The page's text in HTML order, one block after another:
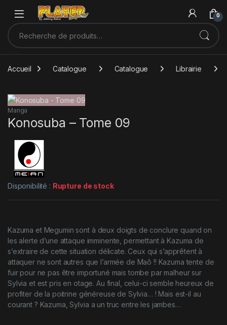
Sauter à la navigation
Skip to content
0
Recherche pour :
Accueil Catalogue Catalogue Librairie
Manga
Konosuba – Tome 09
Disponibilité : Rupture de stock
Kazuma et Megumin sont à deux doigts de conclure quand on
les alerte d’une attaque imminente, permettant à Kazuma de
s’extraire de cette situation délicate. Ceux qui s’apprêtent à
attaquer ne sont autres que l’armée de Maô !! Kazuma tente de
fuir pour ne pas être importuné mais tombe par malheur sur
Sylvia et est pris en otage. Au final, celui-ci semble heureux de
profiter de la poitrine généreuse de Sylvia… ! Mais est-il au
courant ? Kazuma, Sylvia a un truc entre les jambes…